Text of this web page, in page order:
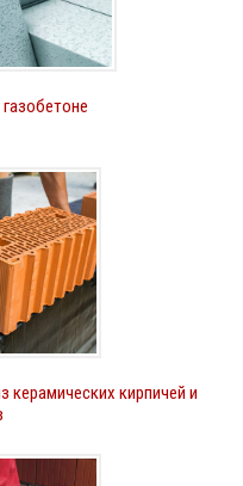
керамических кирпичей и